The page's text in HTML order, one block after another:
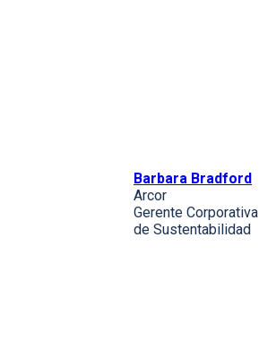
Barbara Bradford
Arcor
Gerente Corporativa
de Sustentabilidad